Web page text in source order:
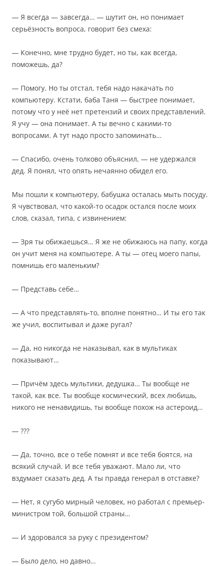
— Я всегда — завсегда… — шутит он, но понимает
серьёзность вопроса, говорит без смеха:
— Конечно, мне трудно будет, но ты, как всегда,
поможешь, да?
— Помогу. Но ты отстал, тебя надо накачать по
компьютеру. Кстати, баба Таня — быстрее понимает,
потому что у неё нет претензий и своих представлений.
Я учу — она понимает. А ты вечно с какими-то
вопросами. А тут надо просто запоминать…
— Спасибо, очень толково объяснил, — не удержался
дед. Я понял, что опять нечаянно обидел его.
Мы пошли к компьютеру, бабушка осталась мыть посуду.
Я чувствовал, что какой-то осадок остался после моих
слов, сказал, типа, с извинением:
— Зря ты обижаешься… Я же не обижаюсь на папу, когда
он учит меня на компьютере. А ты — отец моего папы,
помнишь его маленьким?
— Представь себе…
— А что представлять-то, вполне понятно… И ты его так
же учил, воспитывал и даже ругал?
— Да, но никогда не наказывал, как в мультиках
показывают…
— Причём здесь мультики, дедушка… Ты вообще не
такой, как все. Ты вообще космический, всех любишь,
никого не ненавидишь, ты вообще похож на астероид…
— ???
— Да, точно, все о тебе помнят и все тебя боятся, на
всякий случай. И все тебя уважают. Мало ли, что
вздумает сказать дед. А ты правда генерал в отставке?
— Нет, я сугубо мирный человек, но работал с премьер-
министром той, большой страны…
— И здоровался за руку с президентом?
— Было дело, но давно…